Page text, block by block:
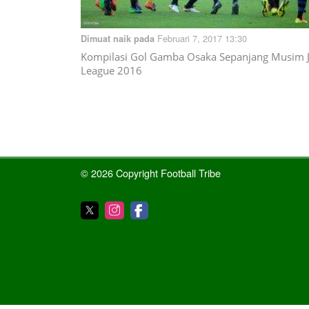
Dimuat naik pada Februari 7, 2017 13:30
Kompilasi Gol Gamba Osaka Sepanjang Musim J
League 2016
© 2026 Copyright Football Tribe